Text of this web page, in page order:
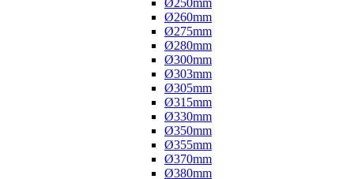
Ø250mm
Ø260mm
Ø275mm
Ø280mm
Ø300mm
Ø303mm
Ø305mm
Ø315mm
Ø330mm
Ø350mm
Ø355mm
Ø370mm
Ø380mm